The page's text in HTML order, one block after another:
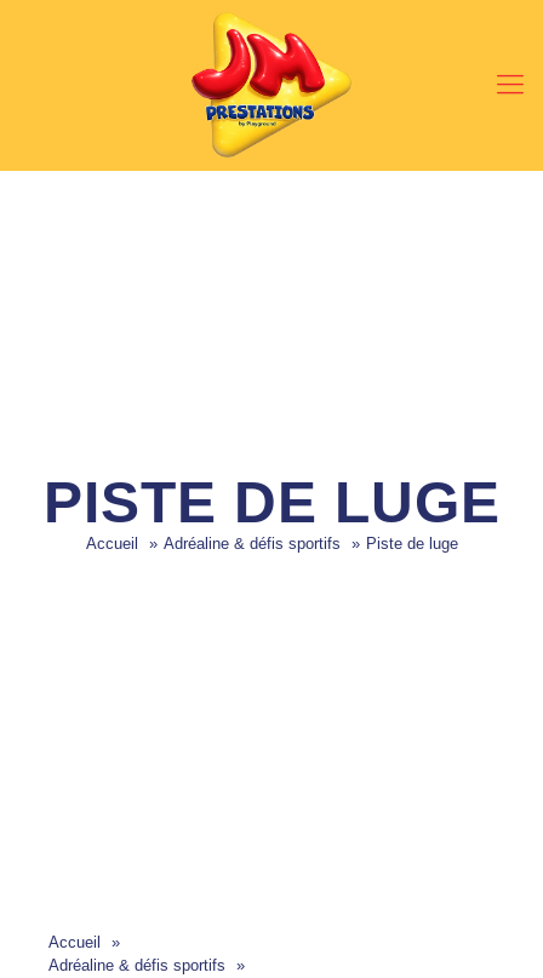
PISTE DE LUGE
Accueil Adréaline & défis sportifs Piste de luge
Accueil
Adréaline & défis sportifs